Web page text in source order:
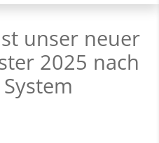
unser neuer
2025 nach